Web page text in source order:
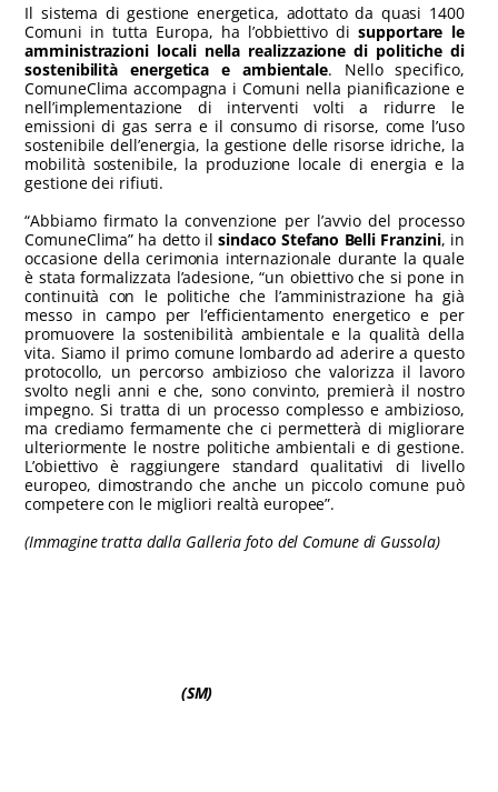
Il sistema di gestione energetica, adottato da quasi 1400
Comuni in tutta Europa, ha l’obbiettivo disupportare le
amministrazioni locali nella realizzazione di politiche di
sostenibilità energetica e ambientale. Nello specifico,
ComuneClima accompagna i Comuni nella pianificazione e
nell’implementazione di interventi volti a ridurre le
emissioni di gas serra e il consumo di risorse, come l’uso
sostenibile dell’energia, la gestione delle risorse idriche, la
mobilità sostenibile, la produzione locale di energia e la
gestione dei rifiuti.
“Abbiamo firmato la convenzione per l’avvio del processo
ComuneClima” ha detto ilsindaco Stefano Belli Franzini, in
occasione della cerimonia internazionale durante la quale
è stata formalizzata l’adesione, “un obiettivo che si pone in
continuità con le politiche che l’amministrazione ha già
messo in campo per l’efficientamento energetico e per
promuovere la sostenibilità ambientale e la qualità della
vita. Siamo il primo comune lombardo ad aderire a questo
protocollo, un percorso ambizioso che valorizza il lavoro
svolto negli anni e che, sono convinto, premierà il nostro
impegno. Si tratta di un processo complesso e ambizioso,
ma crediamo fermamente che ci permetterà di migliorare
ulteriormente le nostre politiche ambientali e di gestione.
L’obiettivo è raggiungere standard qualitativi di livello
europeo, dimostrando che anche un piccolo comune può
competere con le migliori realtà europee”.
(Immagine tratta dalla Galleria foto del Comune di Gussola)
(SM)